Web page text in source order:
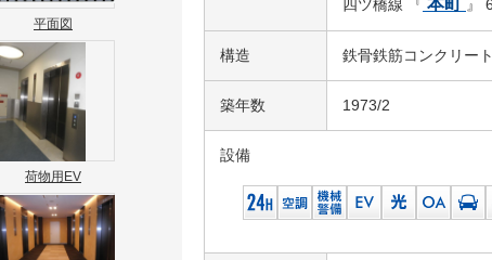
平面図
荷物用EV
四ツ橋線 『
』
構造 鉄骨鉄筋コンクリ
築年数 1973/2
設備